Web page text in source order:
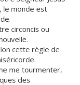
le monde est
circoncis ou
cette règle de
me tourmenter,
des